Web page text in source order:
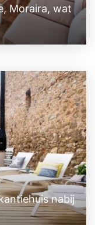
Moraira, wat
nabij